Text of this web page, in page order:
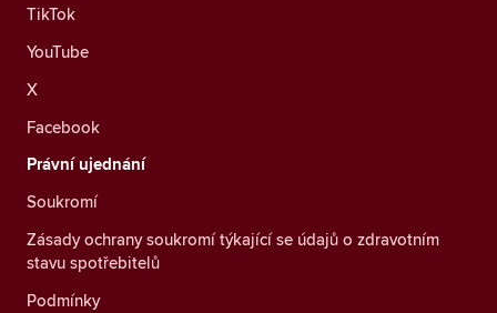
TikTok
YouTube
X
Facebook
Právní ujednání
Soukromí
Zásady ochrany soukromí týkající se údajů o zdravotním
stavu spotřebitelů
Podmínky